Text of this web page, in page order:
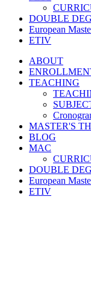
DOUBLE
European
ETIV
ABOUT
TEACHING
MASTER'S
BLOG
MAC
DOUBLE
European
ETIV